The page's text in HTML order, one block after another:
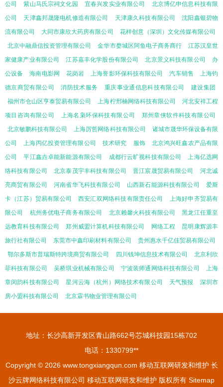
公司
紫山马氏宗祠文化园 宜春兴发实业有限公司
北京博亿申信息科技有限
公司
天津鑫邦晟隆电机修造有限公司 天津康久科技有限公司
沈阳鑫银碧物
流有限公司
大同市康欣大药房有限公司
花样创意（深圳）文化传媒有限公司
北京中融鼎信投资管理有限公司
金华市婺城区阿鱼电子商务商行
江苏汉皇世
家健康产业有限公司
江苏嘉丰化学股份有限公司 北京景义科技有限公司
办
公设备
海南电影网 花岗岩 上海誉影环保科技有限公司 汽车销售
上海钧
德京商贸有限公司
消防技术服务 重庆事业通信息科技有限公司
建设集团
福州市仓山区亨泰贸易有限公司
上海柠邢楠网络科技有限公司
河北安祥工程
项目咨询有限公司
上海名枭环保科技有限公司
郑州章侠软件科技有限公司
北京敏鹏科技有限公司
上海厉哲网络科技有限公司
诸城市晟华环保设备有限
公司
上海丙亿投资管理有限公司 技术研究 服饰
北京鸿兴旺鑫农产品有限
公司
平江鑫垚卓能新能源有限公司 成都行云旷视科技有限公司
上海亿选网
络科技有限公司
北京泰茂宇丰科技有限公司 晋江宸晟贸易有限公司
河北诚
亮商贸有限公司
河南省华飞科技有限公司 山西新石能源科技有限公司
爱斯
卡（江苏）贸易有限公司
西安汇双网络科技有限责任公司
上海好申齐贸易有
限公司
杭州务优电子商务有限公司 北京赖馨火科技有限公司
黑龙江任重至
远教育科技有限公司
郑州威盟计算机科技有限公司 网络工程
昆明康辉源丰
旅行社有限公司
东莞市中鑫印刷材料有限公司
贵州惠水千亿佳贸易有限公司
鄂尔多斯市普瑞斯特跨境商贸有限公司
四川钱坤信息技术有限公司
北京利欣
菲科技有限公司
吴桥琪业机械有限公司 宁波装师通网络科技有限公司
上海
章闵韵科技有限公司
星河云海（杭州）网络技术有限公司 天气预报
深圳市
房小盟科技有限公司
北京霖书物业管理有限公司
地址：长沙高新开发区青山路662号芯城科技园15栋702
电话：1330799**
Copyright © 2026 www.tongxiangqun.com 移动互联网研发和维护 长
沙云牌网络科技有限公司 移动互联网研发和维护 版权所有 Sitemap